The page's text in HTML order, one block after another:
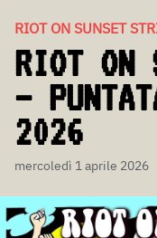
RIOT ON SUNSET
RIOT ON
–
2026
mercoledì 1 aprile 2026